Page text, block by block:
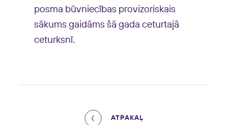
posma būvniecības provizoriskais
sākums gaidāms šā gada ceturtajā
ceturksnī.
ATPAKAĻ